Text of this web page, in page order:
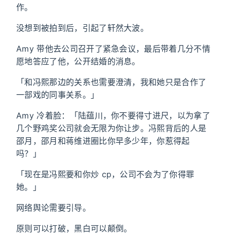
作。
没想到被拍到后，引起了轩然大波。
Amy 带他去公司召开了紧急会议，最后带着几分不情
愿地答应了他，公开结婚的消息。
「和冯熙那边的关系也需要澄清，我和她只是合作了
一部戏的同事关系。」
Amy 冷着脸：「陆蕴川，你不要得寸进尺，以为拿了
几个野鸡奖公司就会无限为你让步。冯熙背后的人是
邵月，邵月和蒋维进圈比你早多少年，你惹得起
吗？」
「现在是冯熙要和你炒 cp，公司不会为了你得罪
她。」
网络舆论需要引导。
原则可以打破，黑白可以颠倒。